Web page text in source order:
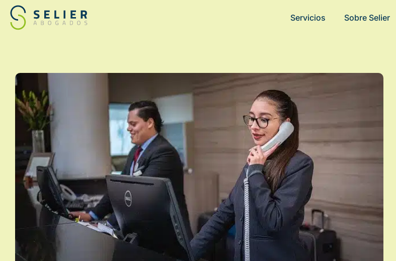
Servicios Sobre Selier